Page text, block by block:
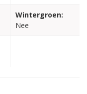
Wintergroen:
Nee